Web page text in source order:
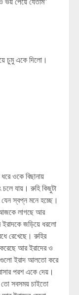
চুমু একে দিলো।
ওকে বিছানায়
চলে যায়। রুহি কিছুটা
স্বপ্ন মনে হচ্ছে।
আজকে লাগছে আর
জড়িয়ে ধরলো
রেখেছে। রুহির
আর ইরাদের ও
গুলো ইরাদ আলতো করে
পরশ একে দেয়।
তো সবসময় চাইতো